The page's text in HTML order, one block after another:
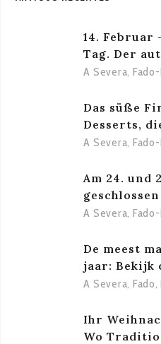
14. Februar
Tag. Der
A Severa,
Das süße
Desserts,
A Severa,
Am 24. und
geschlossen
A Severa,
De meest
jaar: Bekijk
A Severa, Fado,
Ihr
Wo